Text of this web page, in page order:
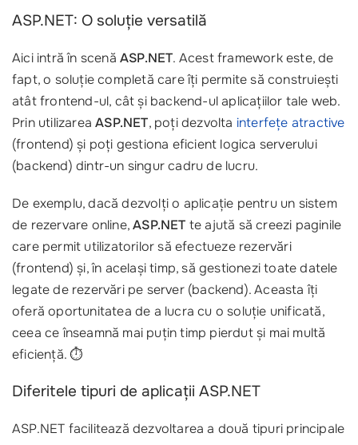
ASP.NET: O soluție versatilă
Aici intră în scenă ASP.NET. Acest framework este, de
fapt, o soluție completă care îți permite să construiești
atât frontend-ul, cât și backend-ul aplicațiilor tale web.
Prin utilizareaASP.NET, poți dezvolta interfețe atractive
(frontend) și poți gestiona eficient logica serverului
(backend) dintr-un singur cadru de lucru.
De exemplu, dacă dezvolți o aplicație pentru un sistem
de rezervare online,ASP.NET te ajută să creezi paginile
care permit utilizatorilor să efectueze rezervări
(frontend) și, în același timp, să gestionezi toate datele
legate de rezervări pe server (backend). Aceasta îți
oferă oportunitatea de a lucra cu o soluție unificată,
ceea ce înseamnă mai puțin timp pierdut și mai multă
eficiență. ⏱️
Diferitele tipuri de aplicații ASP.NET
ASP.NET facilitează dezvoltarea a două tipuri principale